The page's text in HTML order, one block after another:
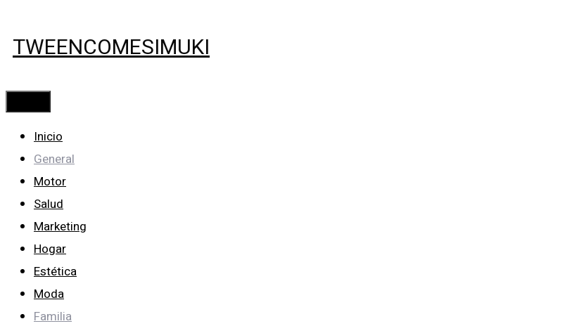
al
contenido
TWEENCOMESIMUKI
Inicio
General
Motor
Salud
Marketing
Hogar
Estética
Moda
Familia